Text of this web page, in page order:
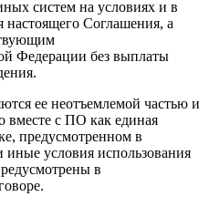
систем на условиях и в
настоящего Соглашения, а
Федерации без выплаты
ее неотъемлемой частью и
вместе с ПО как единая
предусмотренном в
условия использования
в